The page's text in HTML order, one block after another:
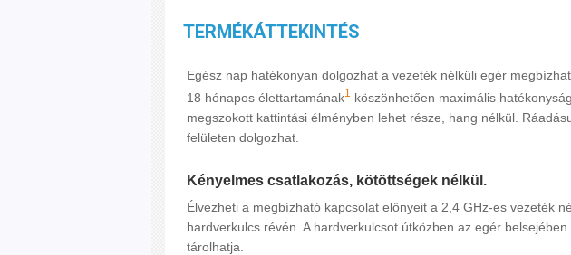
TERMÉKÁTTEKINTÉS
Egész nap hatékonyan dolgozhat a vezeték nélküli egér
18 hónapos élettartamának1
köszönhetően maximális
megszokott kattintási élményben lehet része, hang nélkül.
felületen dolgozhat.
Kényelmes csatlakozás, kötöttségek nélkül.
Élvezheti a megbízható kapcsolat előnyeit a 2,4 GHz-es vezeték
hardverkulcs révén. A hardverkulcsot útközben az egér belsejében
tárolhatja.